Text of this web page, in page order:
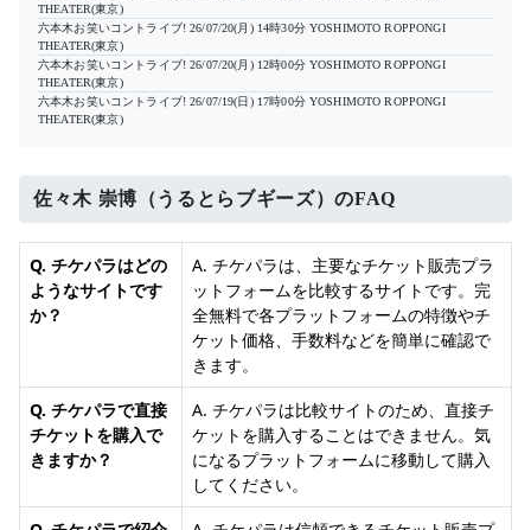
THEATER(東京)
六本木お笑いコントライブ! 26/07/20(月) 14時30分 YOSHIMOTO ROPPONGI
THEATER(東京)
六本木お笑いコントライブ! 26/07/20(月) 12時00分 YOSHIMOTO ROPPONGI
THEATER(東京)
六本木お笑いコントライブ! 26/07/19(日) 17時00分 YOSHIMOTO ROPPONGI
THEATER(東京)
佐々木 崇博（うるとらブギーズ）のFAQ
Q. チケパラはどの
ようなサイトです
か？
A. チケパラは、主要なチケット販売プラ
ットフォームを比較するサイトです。完
全無料で各プラットフォームの特徴やチ
ケット価格、手数料などを簡単に確認で
きます。
Q. チケパラで直接
チケットを購入で
きますか？
A. チケパラは比較サイトのため、直接チ
ケットを購入することはできません。気
になるプラットフォームに移動して購入
してください。